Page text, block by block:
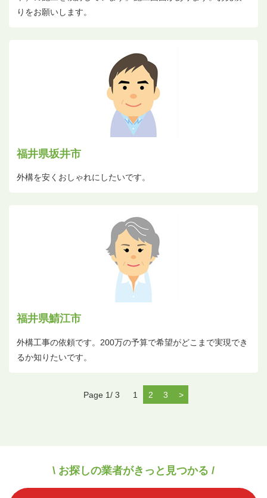
りをお願いします。
福井県坂井市
外構を安くおしゃれにしたいです。
福井県鯖江市
外構工事の依頼です。200万の予算で希望がどこまで実現でき
るか知りたいです。
Page 1/ 3 1 2 3 >
\ お探しの業者がきっと見つかる /